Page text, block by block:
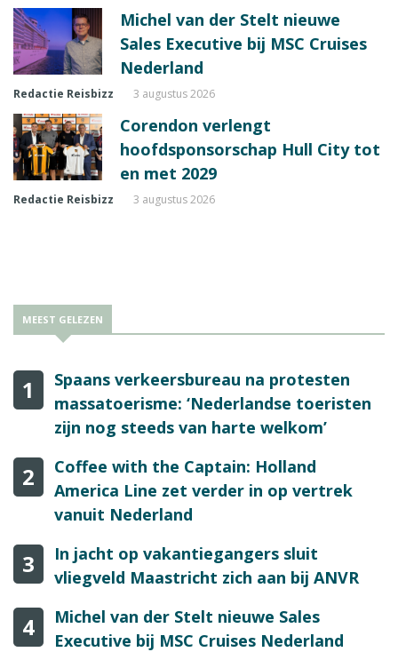
Michel van der Stelt nieuwe
Sales Executive bij MSC Cruises
Nederland
Redactie Reisbizz 3 augustus 2026
Corendon verlengt
hoofdsponsorschap Hull City tot
en met 2029
Redactie Reisbizz 3 augustus 2026
MEEST GELEZEN
1
Spaans verkeersbureau na protesten
massatoerisme: ‘Nederlandse toeristen
zijn nog steeds van harte welkom’
2
Coffee with the Captain: Holland
America Line zet verder in op vertrek
vanuit Nederland
3
In jacht op vakantiegangers sluit
vliegveld Maastricht zich aan bij ANVR
4
Michel van der Stelt nieuwe Sales
Executive bij MSC Cruises Nederland